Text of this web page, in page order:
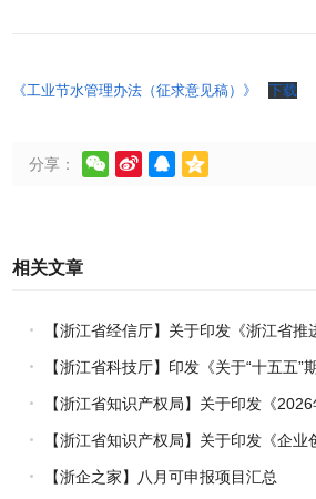
《工业节水管理办法（征求意见稿）》 下载
分享：    
相关文章
【浙江省经信厅】关于印发《浙江省
能融合赋能行动方案》的通知
【浙江省科技厅】印发《关于“十五五”
进口税收优惠政策的科研机构名单核定的
【浙江省知识产权局】关于印发《
权风险统一基础性保障保险实施方案》的
【浙江省知识产权局】关于印发《企
理指引》的通知
【浙企之家】八月可申报项目汇总